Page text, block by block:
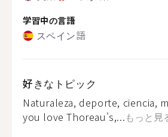
学習中の言語
スペイン語
好きなトピック
Naturaleza, deporte, ciencia,
you love Thoreau's,...もっと見